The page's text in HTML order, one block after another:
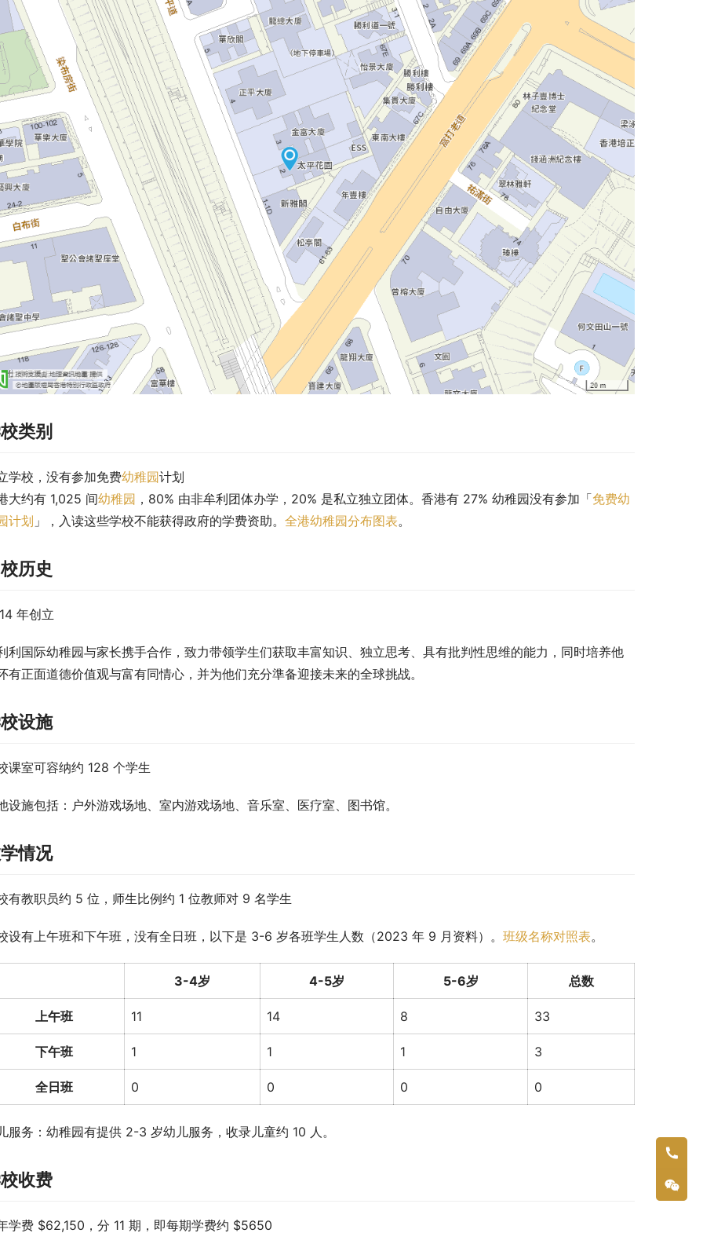
类别
学校，没有参加免费幼稚园计划
大约有 1,025 间幼稚园 ，80% 由非牟利团体办学，20% 是私立独立团体。香港有 27% 幼稚园没有参加「免费幼
计划 」，入读这些学校不能获得政府的学费资助。 全港幼稚园分布图表。
历史
年创立
利国际幼稚园与家长携手合作，致力带领学生们获取丰富知识、独立思考、具有批判性思维的能力，同时培养他
有正面道德价值观与富有同情心，并为他们充分準备迎接未来的全球挑战。
设施
课室可容纳约 128 个学生
设施包括：户外游戏场地、室内游戏场地、音乐室、医疗室、图书馆。
情况
有教职员约 5 位，师生比例约 1 位教师对 9 名学生
设有上午班和下午班，没有全日班，以下是 3-6 岁各班学生人数（2023 年 9 月资料）。 班级名称对照表。
3-4岁 4-5岁 5-6岁 总数
上午班 11 14 8 33
下午班 1 1 1 3
全日班 0 0 0 0
服务：幼稚园有提供 2-3 岁幼儿服务，收录儿童约 10 人。
收费
学费 $62,150，分 11 期，即每期学费约 $5650